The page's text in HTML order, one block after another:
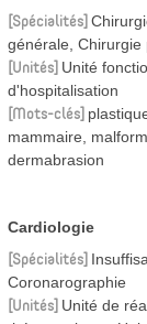
Spécialités
générale, Chirurgie
Unités Unité
d'hospitalisation
Mots-clés
mammaire,
dermabrasion
Cardiologie
Spécialités
Coronarographie
Unités Unité de